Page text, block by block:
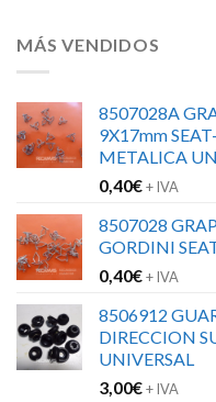
MÁS VENDIDOS
8507028A
9X17mm
METALICA
0,40€+ IVA
8507028
GORDINI
0,40€+ IVA
8506912
DIRECCION
UNIVERSAL
3,00€+ IVA